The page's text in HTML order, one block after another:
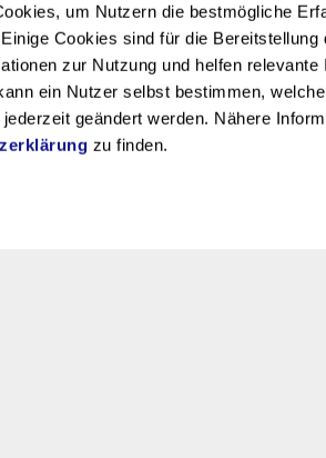
um Nutzern die bestmögliche
Cookies sind für die Bereitstellung
zur Nutzung und helfen relevante
ein Nutzer selbst bestimmen,
geändert werden. Nähere
zu finden.